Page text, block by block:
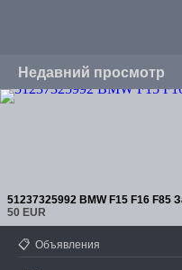
Недавний просмотр
51237325992 BMW F15 F16 F85
50 EUR
📋 Объявления